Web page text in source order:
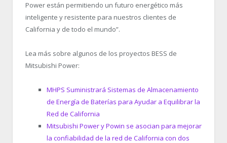
Power están permitiendo un futuro energético más
inteligente y resistente para nuestros clientes de
California y de todo el mundo”.
Lea más sobre algunos de los proyectos BESS de
Mitsubishi Power:
MHPS Suministrará Sistemas de Almacenamiento
de Energía de Baterías para Ayudar a Equilibrar la
Red de California
Mitsubishi Power y Powin se asocian para mejorar
la confiabilidad de la red de California con dos